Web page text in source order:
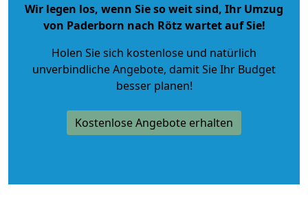
Wir legen los, wenn Sie so weit sind, Ihr Umzug
von Paderborn nach Rötz wartet auf Sie!
Holen Sie sich kostenlose und natürlich
unverbindliche Angebote, damit Sie Ihr Budget
besser planen!
Kostenlose Angebote erhalten